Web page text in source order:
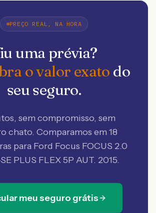
PREÇO REAL, NA HORA
uma prévia?
o valor exato do
seu seguro.
sem compromisso, sem
chato. Comparamos em 18
para Ford Focus FOCUS 2.0
PLUS FLEX 5P AUT. 2015.
meu seguro grátis